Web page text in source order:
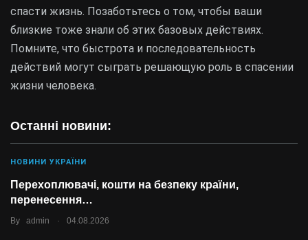
Останні новини:
НОВИНИ УКРАЇНИ
Перехоплювачі, кошти на безпеку країни,
перенесення…
By admin . 04.08.2026
спасти жизнь. Позаботьтесь о том, чтобы ваши
близкие тоже знали об этих базовых действиях.
Помните, что быстрота и последовательность
действий могут сыграть решающую роль в спасении
жизни человека.